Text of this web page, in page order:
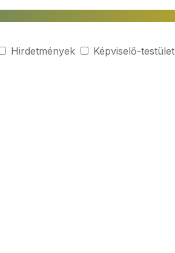
Hirdetmények Képviselő-testület